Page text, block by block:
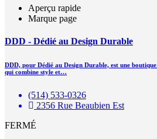
Aperçu rapide
Marque page
DDD - Dédié au Design Durable
DDD, pour Dédié au Design Durable, est une
qui combine style et…
(514) 533-0326
2356 Rue Beaubien Est
FERMÉ